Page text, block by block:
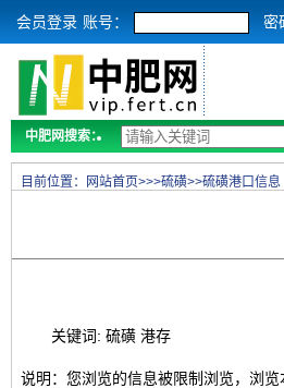
会员登录 账号： 密
中肥网搜索：
目前位置： 网站首页>>>硫磺>>硫磺港口信息
关键词: 硫磺 港存
说明：您浏览的信息被限制浏览，浏览